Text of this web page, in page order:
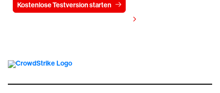
Kostenlose Testversion starten